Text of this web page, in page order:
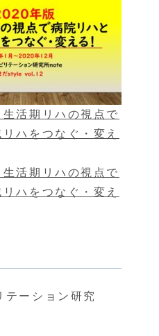
活期リハの視点で
ハをつなぐ・変え
活期リハの視点で
ハをつなぐ・変え
テーション研究